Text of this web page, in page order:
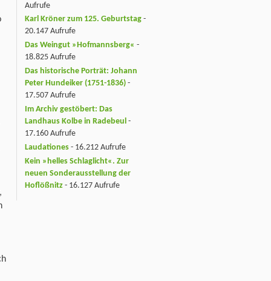
Aufrufe
Karl Kröner zum 125. Geburtstag -
20.147 Aufrufe
Das Weingut »Hofmannsberg« -
18.825 Aufrufe
Das historische Porträt: Johann
Peter Hundeiker (1751-1836) -
17.507 Aufrufe
Im Archiv gestöbert: Das
Landhaus Kolbe in Radebeul -
17.160 Aufrufe
Laudationes - 16.212 Aufrufe
Kein »helles Schlaglicht«. Zur
neuen Sonderausstellung der
Hoflößnitz - 16.127 Aufrufe